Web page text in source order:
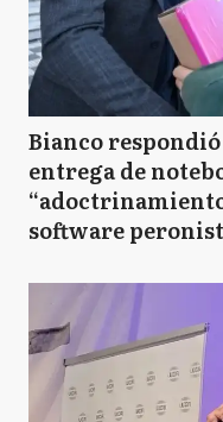
Bianco
entrega de
software